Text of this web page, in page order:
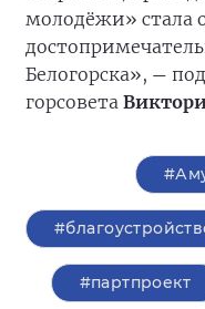
молодёжи» стала
Белогорска», —
горсовета
#партпроект